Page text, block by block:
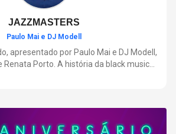
JAZZMASTERS
Paulo Mai e DJ Modell
apresentado por Paulo Mai e DJ Modell,
Renata Porto. A história da black music